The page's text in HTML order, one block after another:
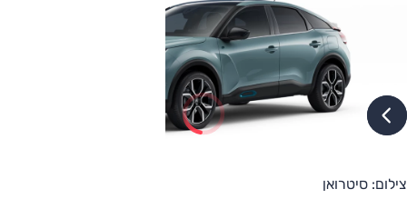
צילום: סיטרואן